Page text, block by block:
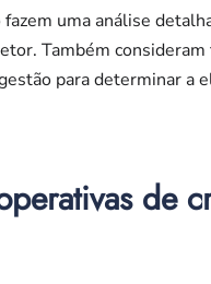
uma análise
Também
para determinar
de